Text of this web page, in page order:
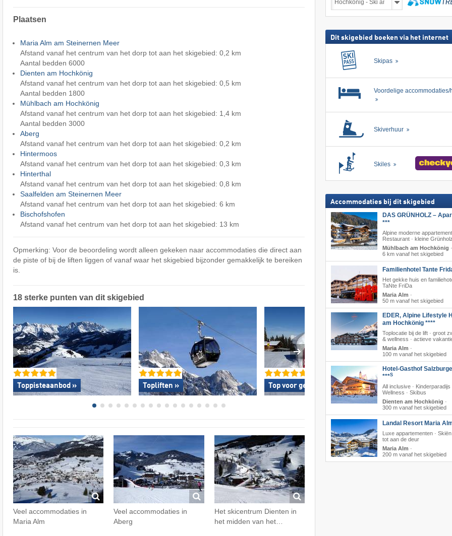
Plaatsen
Maria Alm am Steinernen Meer
Afstand vanaf het centrum van het dorp tot aan het skigebied: 0,2 km
Aantal bedden 6000
Dienten am Hochkönig
Afstand vanaf het centrum van het dorp tot aan het skigebied: 0,5 km
Aantal bedden 1800
Mühlbach am Hochkönig
Afstand vanaf het centrum van het dorp tot aan het skigebied: 1,4 km
Aantal bedden 3000
Aberg
Afstand vanaf het centrum van het dorp tot aan het skigebied: 0,2 km
Hintermoos
Afstand vanaf het centrum van het dorp tot aan het skigebied: 0,3 km
Hinterthal
Afstand vanaf het centrum van het dorp tot aan het skigebied: 0,8 km
Saalfelden am Steinernen Meer
Afstand vanaf het centrum van het dorp tot aan het skigebied: 6 km
Bischofshofen
Afstand vanaf het centrum van het dorp tot aan het skigebied: 13 km
Opmerking: Voor de beoordeling wordt alleen gekeken naar accommodaties die direct aan
de piste of bij de liften liggen of vanaf waar het skigebied bijzonder gemakkelijk te bereiken
is.
18 sterke punten van dit skigebied
Toppisteaanbod » Topliften » Top voor gezinnen »
Veel accommodaties in
Maria Alm
Veel accommodaties in
Aberg
Het skicentrum Dienten in
het midden van het…
incl.
Dit skigebied boeken via het internet
Skipas
Voordelige accommodaties/
Skiverhuur
Skiles
Accommodaties bij dit skigebied
DAS GRÜNHOLZ –
***
Alpine moderne
Restaurant · kleine
Mühlbach am Hochkönig ·
6 km vanaf het skigebied
Familienhotel Tante
Het gekke huis en
TaNte FriDa
Maria Alm ·
50 m vanaf het skigebied
EDER, Alpine Lifestyle
am Hochkönig ****
Toplocatie bij de lift · groot
& wellness · actieve
Maria Alm ·
100 m vanaf het skigebied
Hotel-Gasthof
***S
All inclusive · Kinderparadijs
Wellness · Skibus
Dienten am Hochkönig ·
300 m vanaf het skigebied
Landal Resort Maria
Luxe appartementen ·
tot aan de deur
Maria Alm ·
200 m vanaf het skigebied